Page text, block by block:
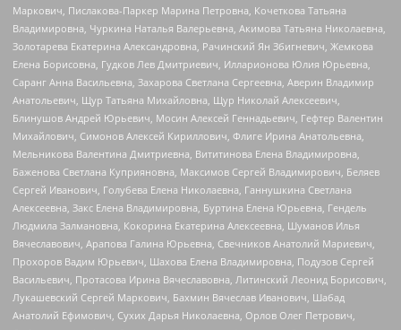
Маркович, Пислакова-Паркер Марина Петровна, Кочеткова Татьяна
Владимировна, Чуркина Наталья Валерьевна, Акимова Татьяна Николаевна,
Золотарева Екатерина Александровна, Рачинский Ян Збигневич, Жемкова
Елена Борисовна, Гудков Лев Дмитриевич, Илларионова Юлия Юрьевна,
Саранг Анна Васильевна, Захарова Светлана Сергеевна, Аверин Владимир
Анатольевич, Щур Татьяна Михайловна, Щур Николай Алексеевич,
Блинушов Андрей Юрьевич, Мосин Алексей Геннадьевич, Гефтер Валентин
Михайлович, Симонов Алексей Кириллович, Флиге Ирина Анатольевна,
Мельникова Валентина Дмитриевна, Вититинова Елена Владимировна,
Баженова Светлана Куприяновна, Максимов Сергей Владимирович, Беляев
Сергей Иванович, Голубева Елена Николаевна, Ганнушкина Светлана
Алексеевна, Закс Елена Владимировна, Буртина Елена Юрьевна, Гендель
Людмила Залмановна, Кокорина Екатерина Алексеевна, Шуманов Илья
Вячеславович, Арапова Галина Юрьевна, Свечников Анатолий Мариевич,
Прохоров Вадим Юрьевич, Шахова Елена Владимировна, Подузов Сергей
Васильевич, Протасова Ирина Вячеславовна, Литинский Леонид Борисович,
Лукашевский Сергей Маркович, Бахмин Вячеслав Иванович, Шабад
Анатолий Ефимович, Сухих Дарья Николаевна, Орлов Олег Петрович,